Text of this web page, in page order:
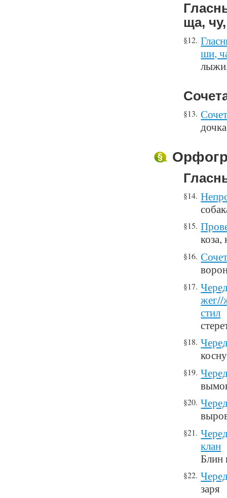
ща,
§12.
ши,
§13.
§14.
§15.
коза,
§16.
§17.
жег//
стил
§18.
§19.
§20.
§21.
клан
Блин
§22.
заря